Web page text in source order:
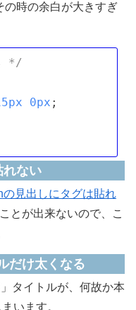
の時の余白が大きすぎ
*/
0px ;
ない
の見出しにタグは貼れ
とが出来ないので、こ
だけ太くなる
タイトルが、何故か本
います。